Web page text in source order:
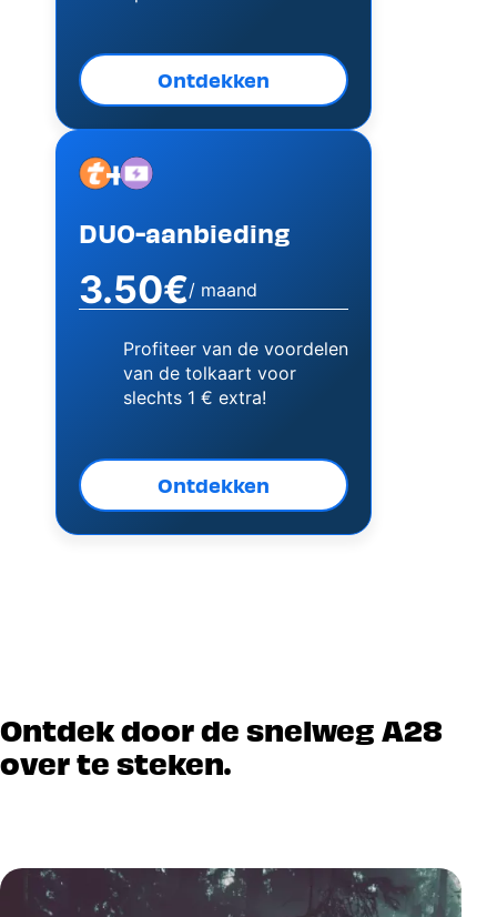
Ontdekken
Image
+Image
DUO-aanbieding
3.50€/ maand
Profiteer van de voordelen
van de tolkaart voor
slechts 1 € extra!
Ontdekken
Ontdek door de snelweg A28
over te steken.